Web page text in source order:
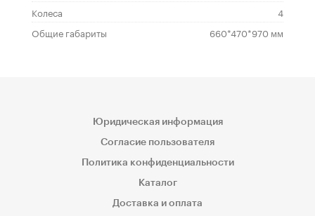
Колеса
4
Общие габариты
660*470*970 мм
Юридическая информация
Согласие пользователя
Политика конфиденциальности
Каталог
Доставка и оплата